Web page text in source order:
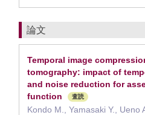
論文
Temporal image
tomography: impact of
and noise reduction for
function
査読
Kondo M., Yamasaki Y., Ueno